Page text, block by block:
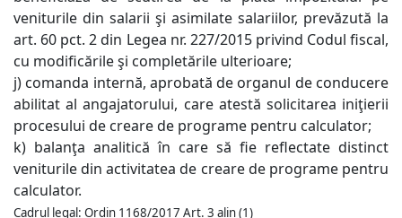
veniturile din salarii şi asimilate salariilor, prevăzută la
art. 60 pct. 2 din Legea nr. 227/2015 privind Codul fiscal,
cu modificările şi completările ulterioare;
j) comanda internă, aprobată de organul de conducere
abilitat al angajatorului, care atestă solicitarea iniţierii
procesului de creare de programe pentru calculator;
k) balanţa analitică în care să fie reflectate distinct
veniturile din activitatea de creare de programe pentru
calculator.
Cadrul legal: Ordin 1168/2017 Art. 3 alin (1)